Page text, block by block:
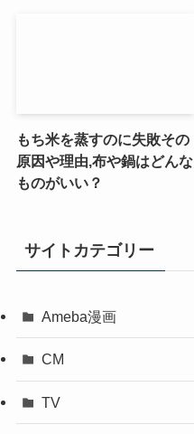
もち米を蒸すのに失敗その
原因や理由,布や鍋はどんな
ものがいい？
サイトカテゴリー
Ameba漫画
CM
TV